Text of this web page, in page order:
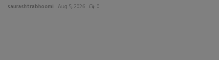
saurashtrabhoomi Aug 5, 2026 0